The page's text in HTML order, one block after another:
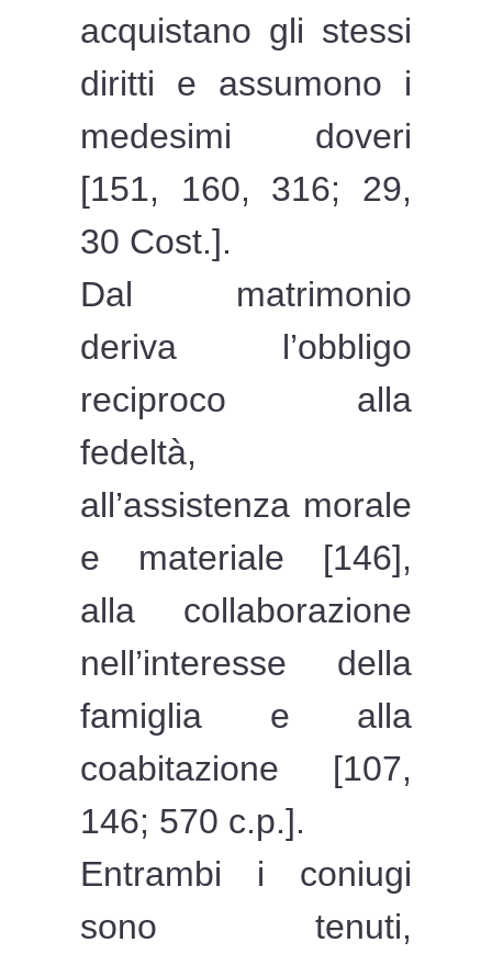
acquistano gli stessi
diritti e assumono i
medesimi doveri
[151, 160, 316; 29,
30 Cost.].
Dal matrimonio
deriva l’obbligo
reciproco alla
fedeltà,
all’assistenza morale
e materiale [146],
alla collaborazione
nell’interesse della
famiglia e alla
coabitazione [107,
146; 570 c.p.].
Entrambi i coniugi
sono tenuti,